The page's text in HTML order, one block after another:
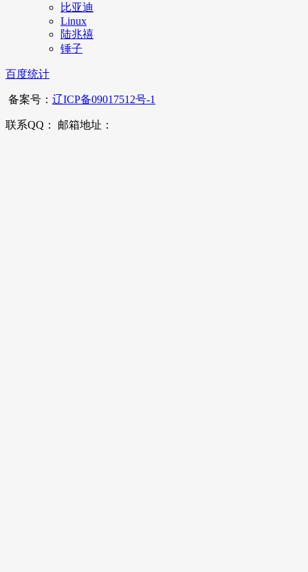
比亚迪
Linux
陆兆禧
锤子
百度统计
备案号： 辽ICP备09017512号-1
联系QQ： 邮箱地址：